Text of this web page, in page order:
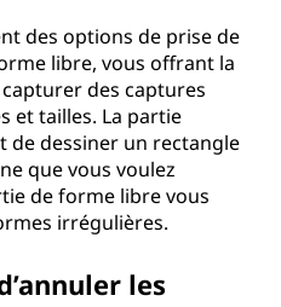
des options de prise de
libre, vous offrant la
des captures
et tailles. La partie
de dessiner un rectangle
que vous voulez
de forme libre vous
irrégulières.
les